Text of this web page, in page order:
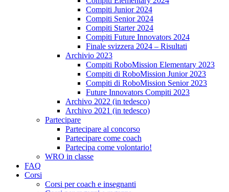
Compiti Junior 2024
Compiti Senior 2024
Compiti Starter 2024
Compiti Future Innovators 2024
Finale svizzera 2024 – Risultati
Archivio 2023
Compiti RoboMission Elementary 2023
Compiti di RoboMission Junior 2023
Compiti di RoboMission Senior 2023
Future Innovators Compiti 2023
Archivo 2022 (in tedesco)
Archivo 2021 (in tedesco)
Partecipare
Partecipare al concorso
Partecipare come coach
Partecipa come volontario!
WRO in classe
FAQ
Corsi
Corsi per coach e insegnanti